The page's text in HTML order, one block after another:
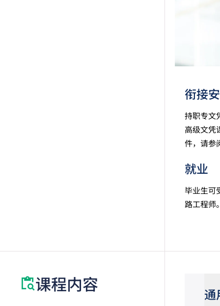
衔接
持职专文
高级文凭
件，请参
就业
毕业生可
路工程师
课程内容
通